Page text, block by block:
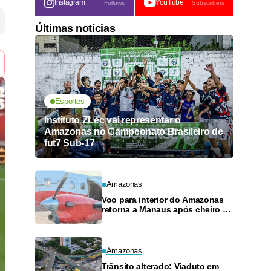
Instagram Follows YouTube Subscribers
Últimas notícias
Esportes
Instituto ZLec vai representar o
Amazonas no Campeonato Brasileiro de
fut7 Sub-17
Amazonas
Voo para interior do Amazonas
retorna a Manaus após cheiro de
Amazonas
Trânsito alterado: Viaduto em